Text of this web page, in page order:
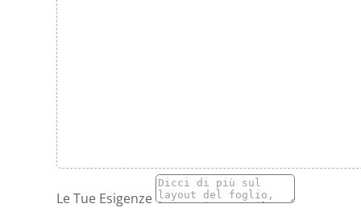
Le Tue Esigenze